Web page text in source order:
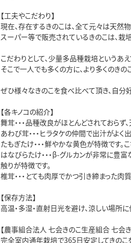
【工夫やこだわり】
現在、存在するきのこは、全て元々は天然
スーパー等で販売されているきのこは、栽
こだわりとして、少量多品種栽培というあ
そこで一人でも多くの方に、より多くのき
ぜひ様々なきのこを食べ比べて頂き、自分
【各キノコの紹介】
舞茸・・・品種改良がほとんどされておら
あわび茸・・・ヒラタケの仲間で出汁がよ
たもぎたけ・・・鮮やかな黄色が特徴です
はなびらたけ・・・β-グルカンが非常に豊
触りが特徴です。
椎茸・・・とても肉厚でかつ引き締まった
【保存方法】
高温・多湿・直射日光を避け、涼しい場所に
【農事組合法人 七会きのこ生産組合 七会
完全室内通年栽培で365日安定してきのこ